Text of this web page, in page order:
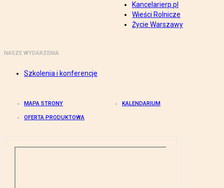
Kancelarierp.pl
Wieści Rolnicze
Życie Warszawy
NASZE WYDARZENIA
Szkolenia i konferencje
MAPA STRONY KALENDARIUM
OFERTA PRODUKTOWA